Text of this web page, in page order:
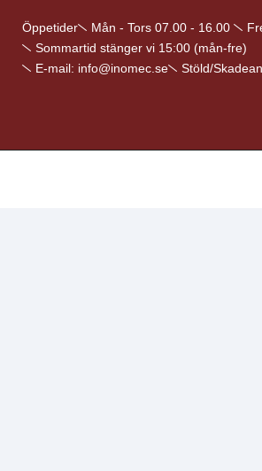
Öppetider Mån - Tors 07.00 - 16.00
Sommartid stänger vi 15:00 (mån-fre)
E-mail: info@inomec.se
Stöld/